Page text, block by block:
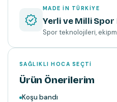
MADE IN TÜRKIYE
Yerli ve Milli
Spor teknolojileri,
SAĞLIKLI HOCA SEÇTI
Ürün Önerilerim
Koşu bandı